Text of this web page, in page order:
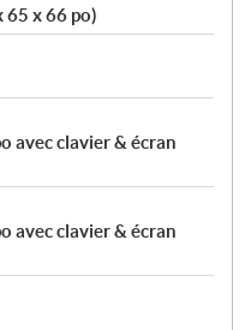
65 x 66 po)
avec clavier & écran
avec clavier & écran